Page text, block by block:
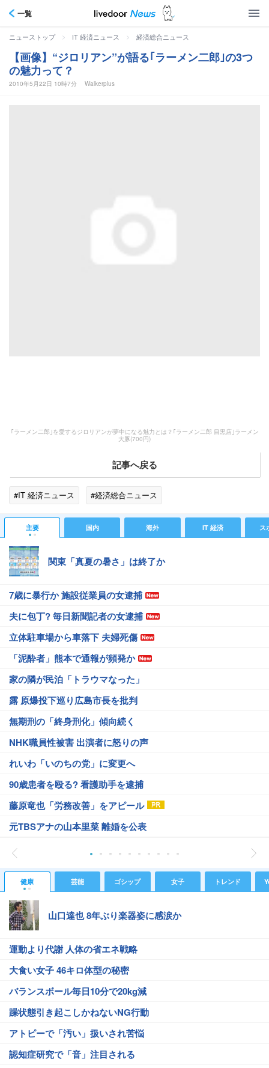
一覧
ニューストップ > IT 経済ニュース > 経済総合ニュース
【画像】“ジロリアン”が語る｢ラーメン二郎｣の3つ
の魅力って？
2010年5月22日 10時7分 Walkerplus
｢ラーメン二郎｣を愛するジロリアンが夢中になる魅力とは？｢ラーメン二郎 目黒店｣ラーメン
大豚(700円)
記事へ戻る
#IT 経済ニュース #経済総合ニュース
主要 国内 海外 IT 経済 ス
関東「真夏の暑さ」は終了か
7歳に暴行か 施設従業員の女逮捕
夫に包丁? 毎日新聞記者の女逮捕
立体駐車場から車落下 夫婦死傷
「泥酔者」熊本で通報が頻発か
家の隣が民泊「トラウマなった」
露 原爆投下巡り広島市長を批判
無期刑の「終身刑化」傾向続く
NHK職員性被害 出演者に怒りの声
れいわ「いのちの党」に変更へ
90歳患者を殴る? 看護助手を逮捕
藤原竜也「労務改善」をアピール
元TBSアナの山本里菜 離婚を公表
健康 芸能 ゴシップ 女子 トレンド
山口達也 8年ぶり楽器姿に感涙か
運動より代謝 人体の省エネ戦略
大食い女子 46キロ体型の秘密
バランスボール毎日10分で20kg減
躁状態引き起こしかねないNG行動
アトピーで「汚い」扱いされ苦悩
認知症研究で「音」注目される